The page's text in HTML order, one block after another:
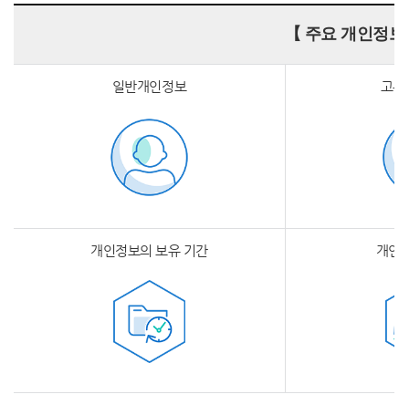
【 주요 개인정
일반개인정보 고
개인정보의 보유 기간 개인